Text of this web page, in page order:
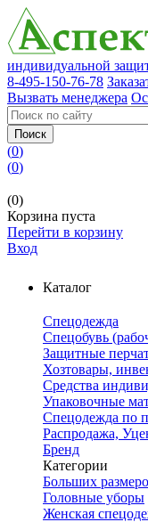
индивидуальной
8-495-150-76-78
Вызвать менеджера
Поиск
(0)
(0)
(0)
Корзина пуста
Перейти в корзину
Вход
Каталог
Спецодежда
Спецобувь
Защитные
Хозтовары,
Средства
Упаковочные
Спецодежда по
Распродажа,
Бренд
Категории
Больших
Головные уборы
Женская